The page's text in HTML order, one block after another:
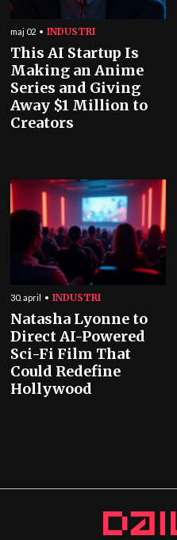
maj 02 INDUSTRI
This AI Startup Is
Making an Anime
Series and Giving
Away $1 Million to
Creators
30. april INDUSTRI
Natasha Lyonne to
Direct AI-Powered
Sci-Fi Film That
Could Redefine
Hollywood